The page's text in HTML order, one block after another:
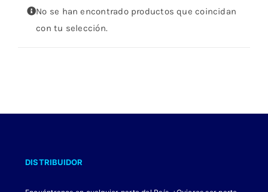
Dotaciones
No se han encontrado productos que coincidan
con tu selección.
DISTRIBUIDOR